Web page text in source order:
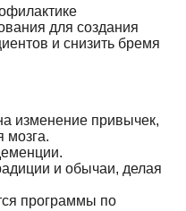
для создания
и снизить бремя
изменение привычек,
мозга.
и обычаи, делая
программы по